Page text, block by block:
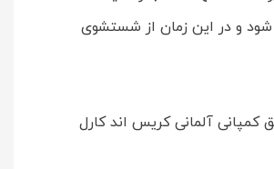
و در این زمان از شستشوی
کمپانی آلمانی کریس اند کارل